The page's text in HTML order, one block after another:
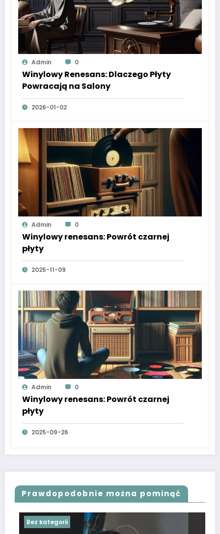
Admin 0
Winylowy Renesans: Dlaczego Płyty
Powracają na Salony
2026-01-02
Admin 0
Winylowy renesans: Powrót czarnej
płyty
2025-11-09
Admin 0
Winylowy renesans: Powrót czarnej
płyty
2025-09-26
Prawdopodobnie można pominąć
Bez kategorii